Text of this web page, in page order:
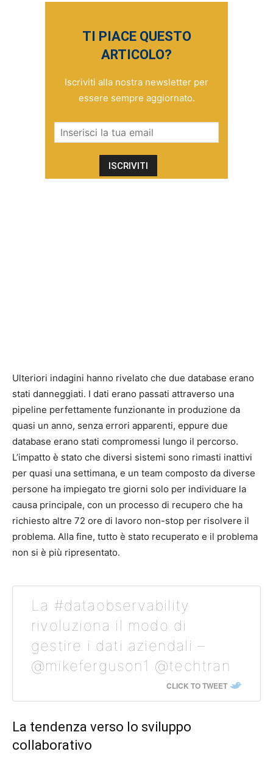
TI PIACE QUESTO
ARTICOLO?
Iscriviti alla nostra newsletter per
essere sempre aggiornato.
Ulteriori indagini hanno rivelato che due database erano
stati danneggiati. I dati erano passati attraverso una
pipeline perfettamente funzionante in produzione da
quasi un anno, senza errori apparenti, eppure due
database erano stati compromessi lungo il percorso.
L’impatto è stato che diversi sistemi sono rimasti inattivi
per quasi una settimana, e un team composto da diverse
persone ha impiegato tre giorni solo per individuare la
causa principale, con un processo di recupero che ha
richiesto altre 72 ore di lavoro non-stop per risolvere il
problema. Alla fine, tutto è stato recuperato e il problema
non si è più ripresentato.
La #dataobservability
rivoluziona il modo di
gestire i dati aziendali –
@mikeferguson1 @techtran
CLICK TO TWEET
La tendenza verso lo sviluppo
collaborativo